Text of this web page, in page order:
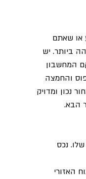
או שאתם
ביותר. יש
המחשבון
והחמצה
נכון ומדויק
הבא.
נכס
הדירה שלכם מותאמת לזוגות צעירים פלוס 2, לפיתוח האזורי